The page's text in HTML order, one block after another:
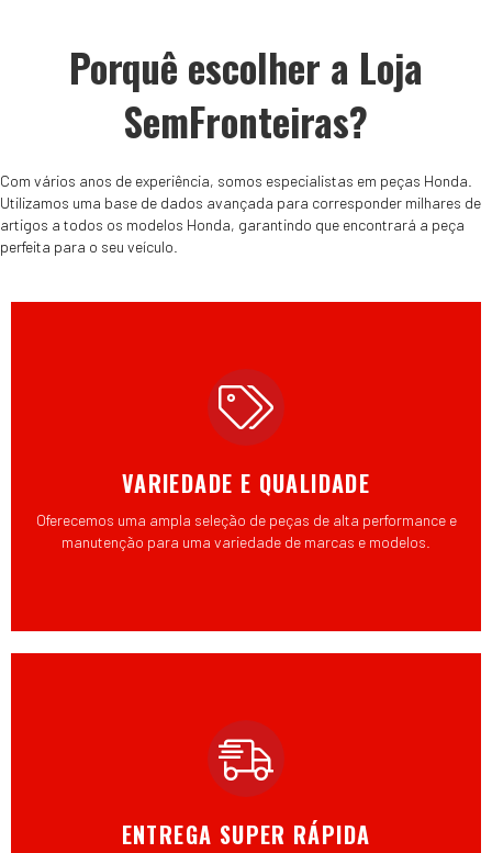
Porquê escolher a Loja
SemFronteiras?
Com vários anos de experiência, somos especialistas em peças Honda.
Utilizamos uma base de dados avançada para corresponder milhares de
artigos a todos os modelos Honda, garantindo que encontrará a peça
perfeita para o seu veículo.
VARIEDADE E QUALIDADE
Oferecemos uma ampla seleção de peças de alta performance e
manutenção para uma variedade de marcas e modelos.
ENTREGA SUPER RÁPIDA